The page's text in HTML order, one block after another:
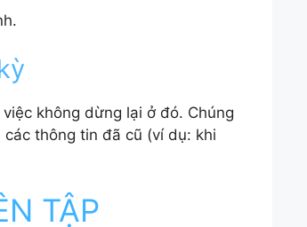
không dừng lại ở đó. Chúng
thông tin đã cũ (ví dụ: khi
TẬP